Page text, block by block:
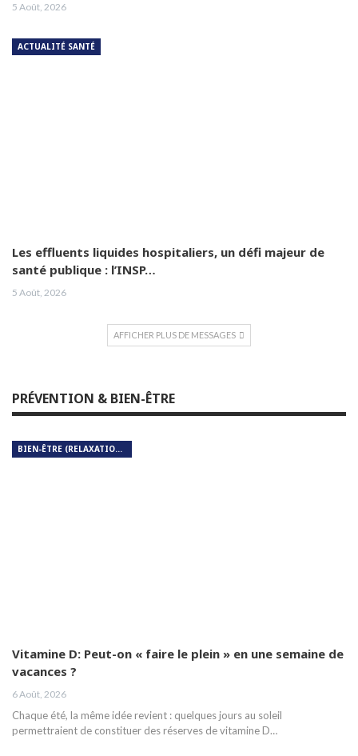
5 Août, 2026
ACTUALITÉ SANTÉ
Les effluents liquides hospitaliers, un défi majeur de
santé publique : l’INSP…
5 Août, 2026
AFFICHER PLUS DE MESSAGES
PRÉVENTION & BIEN-ÊTRE
BIEN-ÊTRE (RELAXATION, MÉDITATION, SOIN DU CORPS)
Vitamine D: Peut-on « faire le plein » en une semaine de
vacances ?
6 Août, 2026
Chaque été, la même idée revient : quelques jours au soleil
permettraient de constituer des réserves de vitamine D…